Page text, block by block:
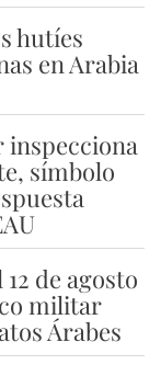
hutíes
en Arabia
inspecciona
símbolo
de agosto
militar
Árabes